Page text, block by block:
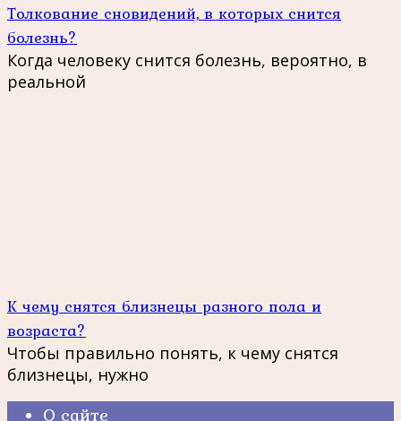
Толкование сновидений, в которых снится
болезнь?
Когда человеку снится болезнь, вероятно, в
реальной
К чему снятся близнецы разного пола и
возраста?
Чтобы правильно понять, к чему снятся
близнецы, нужно
О сайте